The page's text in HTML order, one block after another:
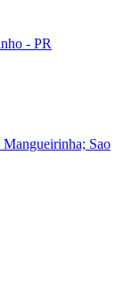
- PR
Sao